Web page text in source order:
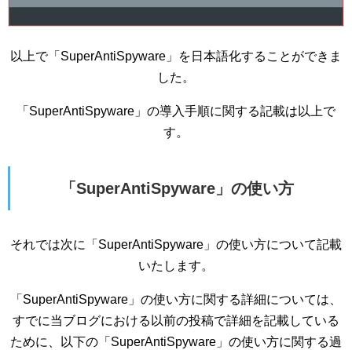
以上で「SuperAntiSpyware」を日本語化することができま
した。
「SuperAntiSpyware」の導入手順に関する記載は以上で
す。
「SuperAntiSpyware」の使い方
それでは次に「SuperAntiSpyware」の使い方について記載
いたします。
「SuperAntiSpyware」の使い方に関する詳細については、
すでに当ブログにおける以前の投稿で詳細を記載している
ために、以下の「SuperAntiSpyware」の使い方に関する過